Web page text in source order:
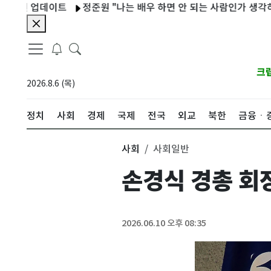
데이트 정준원 "나는 배우 하면 안 되는 사람인가 생각하기
2026.8.6 (목)
크
정치 사회 경제 국제 전국 외교 북한 금융ㆍ
사회 사회일반
손경식 경총
2026.06.10 오후 08:35